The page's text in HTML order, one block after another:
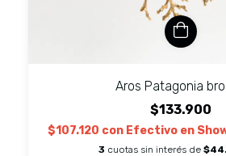
Aros Patagonia
$133.900
$107.120 con Efectivo en
3 cuotas sin interés de